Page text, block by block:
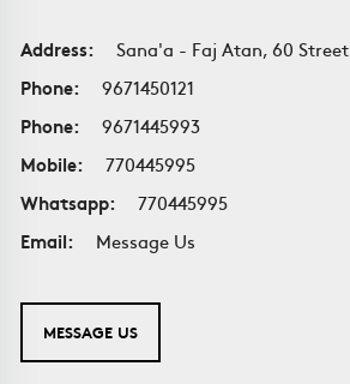
Address:
Sana'a - Faj Atan, 60 Street
Phone:
9671450121
Phone:
9671445993
Mobile:
770445995
Whatsapp:
770445995
Email:
Message Us
MESSAGE US